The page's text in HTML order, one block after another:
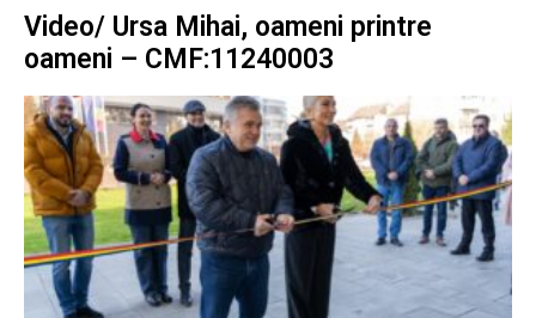
Video/ Ursa Mihai, oameni printre
oameni – CMF:11240003